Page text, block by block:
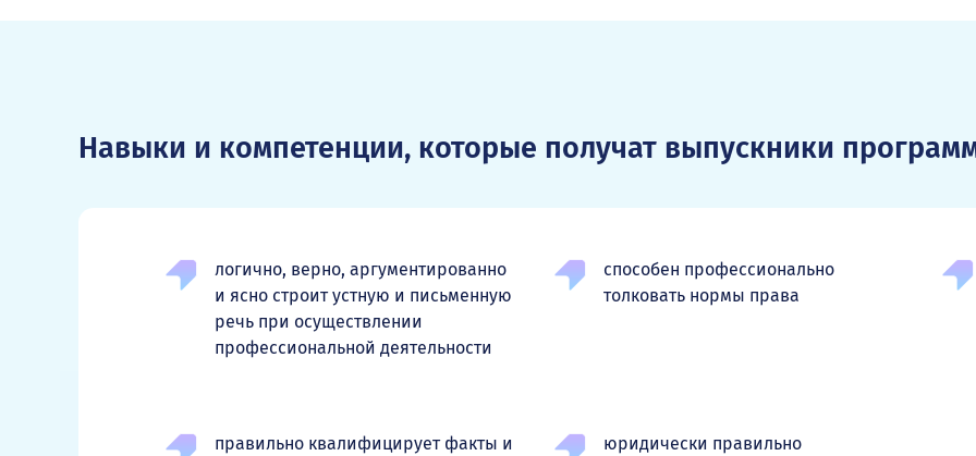
Навыки и компетенции, которые получат выпускники
логично, верно, аргументированно
и ясно строит устную и письменную
речь при осуществлении
профессиональной деятельности
способен профессионально
толковать нормы права
правильно квалифицирует факты и юридически правильно